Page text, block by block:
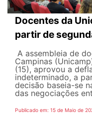
Docentes da
partir de
A assembleia de
Campinas
(15), aprovou a
indeterminado, a
decisão baseia-se
das negociações
Publicado em: 15 de Maio de